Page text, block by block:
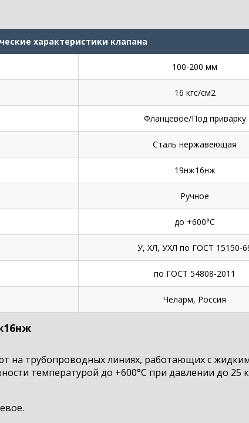
характеристики клапана
100-200 мм
16 кгс/см2
Фланцевое/Под приварку
Сталь нержавеющая
19нж16нж
Ручное
до +600°С
У, ХЛ, УХЛ по ГОСТ 15150-
по ГОСТ 54808-2011
Челарм, Россия
на трубопроводных линиях, работающих с
температурой до +600°С при давлении до 25